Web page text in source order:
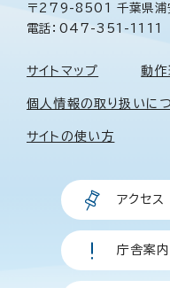
〒279-8501 千葉県浦
電話：047-351-1111
サイトマップ 動作
個人情報の取り扱いに
サイトの使い方
アクセス
庁舎案内